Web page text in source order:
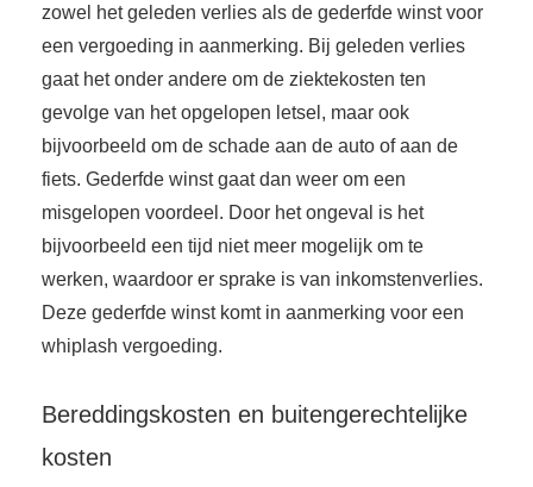
zowel het geleden verlies als de gederfde winst voor
een vergoeding in aanmerking. Bij geleden verlies
gaat het onder andere om de ziektekosten ten
gevolge van het opgelopen letsel, maar ook
bijvoorbeeld om de schade aan de auto of aan de
fiets. Gederfde winst gaat dan weer om een
misgelopen voordeel. Door het ongeval is het
bijvoorbeeld een tijd niet meer mogelijk om te
werken, waardoor er sprake is van inkomstenverlies.
Deze gederfde winst komt in aanmerking voor een
whiplash vergoeding.
Bereddingskosten en buitengerechtelijke
kosten